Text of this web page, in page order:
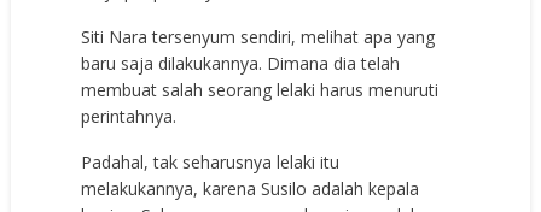
Siti Nara tersenyum sendiri, melihat apa yang
baru saja dilakukannya. Dimana dia telah
membuat salah seorang lelaki harus menuruti
perintahnya.
Padahal, tak seharusnya lelaki itu
melakukannya, karena Susilo adalah kepala